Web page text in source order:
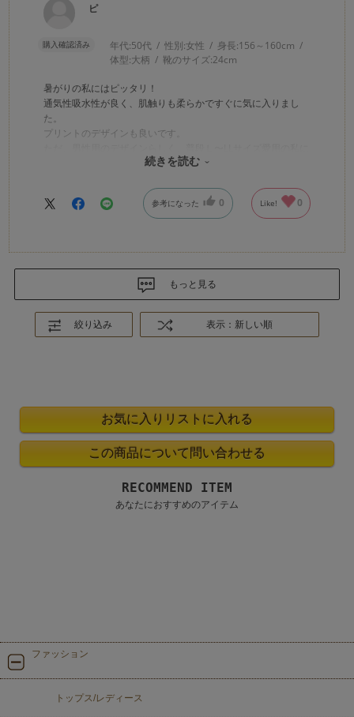
ピ
購入確認済み 年代:50代 性別:女性 身長:156～160cm
体型:大柄 靴のサイズ:24cm
暑がりの私にはピッタリ！
通気性吸水性が良く、肌触りも柔らかですぐに気に入りまし
た。
プリントのデザインも良いです。
とっては、ピッタリというわけではないものの、腰回りにもう
普段使いに重宝しそうなので、色違いデザイン違いで何枚か買
い足したいです。
続きを読む
参考になった 0 Like! 0
もっと見る
絞り込み 表示：新しい順
RECOMMEND ITEM
あなたにおすすめのアイテム
ファッション
トップス/レディース